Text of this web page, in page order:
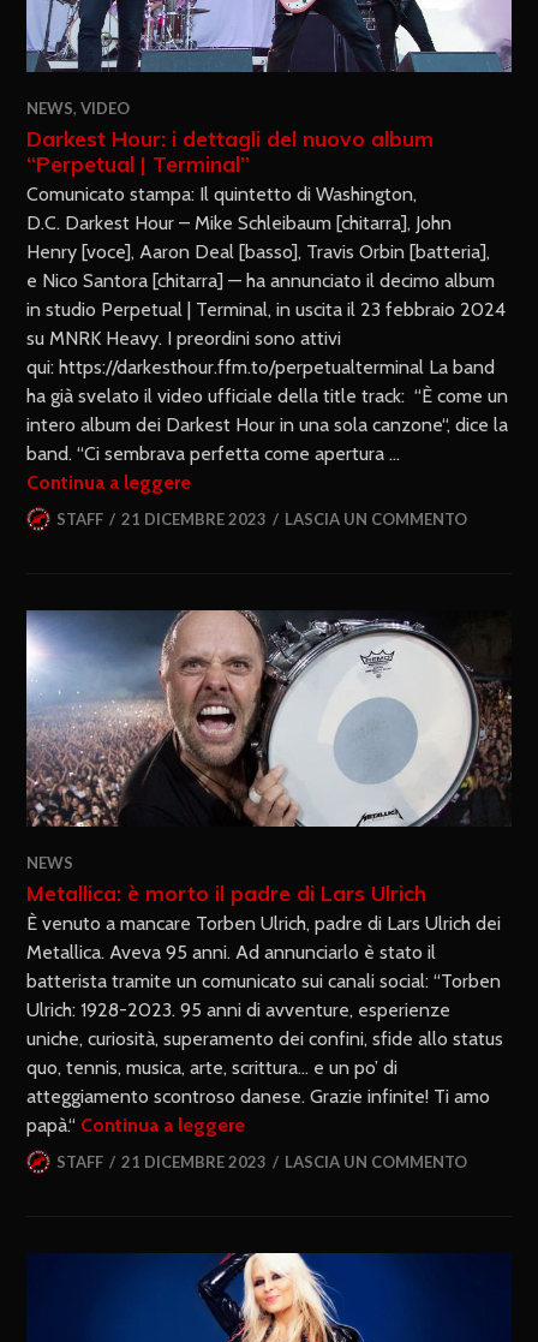
NEWS,VIDEO
Darkest Hour: i dettagli del nuovo album
“Perpetual | Terminal”
Comunicato stampa: Il quintetto di Washington,
D.C. Darkest Hour – Mike Schleibaum [chitarra], John
Henry [voce], Aaron Deal [basso], Travis Orbin [batteria],
e Nico Santora [chitarra] — ha annunciato il decimo album
in studio Perpetual | Terminal, in uscita il 23 febbraio 2024
su MNRK Heavy. I preordini sono attivi
qui: https://darkesthour.ffm.to/perpetualterminal La band
ha già svelato il video ufficiale della title track: “È come un
intero album dei Darkest Hour in una sola canzone“, dice la
band. “Ci sembrava perfetta come apertura …
Continua a leggere
STAFF 21 DICEMBRE 2023 LASCIA UN COMMENTO
NEWS
Metallica: è morto il padre di Lars Ulrich
È venuto a mancare Torben Ulrich, padre di Lars Ulrich dei
Metallica. Aveva 95 anni. Ad annunciarlo è stato il
batterista tramite un comunicato sui canali social: “Torben
Ulrich: 1928-2023. 95 anni di avventure, esperienze
uniche, curiosità, superamento dei confini, sfide allo status
quo, tennis, musica, arte, scrittura… e un po’ di
atteggiamento scontroso danese. Grazie infinite! Ti amo
papà.“ Continua a leggere
STAFF 21 DICEMBRE 2023 LASCIA UN COMMENTO